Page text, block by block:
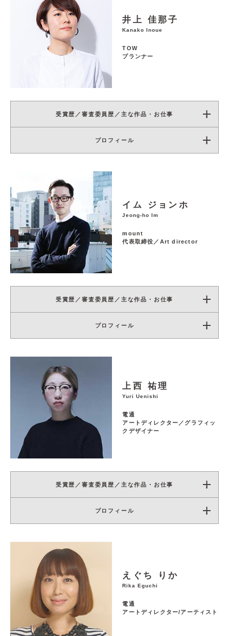
井上 佳那子
Kanako Inoue
TOW
プランナー
受賞歴／審査委員歴／主な作品・お仕事
プロフィール
イム ジョンホ
Jeong-ho Im
mount
代表取締役／Art director
受賞歴／審査委員歴／主な作品・お仕事
プロフィール
上西 祐理
Yuri Uenishi
電通
アートディレクター／グラフィッ
クデザイナー
受賞歴／審査委員歴／主な作品・お仕事
プロフィール
えぐち りか
Rika Eguchi
電通
アートディレクター/アーティスト